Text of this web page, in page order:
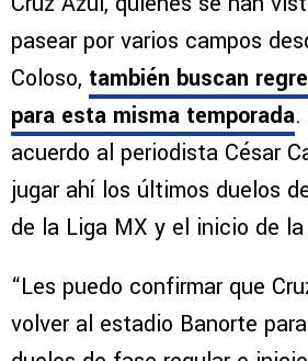
pasear por varios campos
Coloso, también buscan
para esta misma temporada.
acuerdo al periodista César
jugar ahí los últimos duelos
de la Liga MX y el inicio de
“Les puedo confirmar que
volver al estadio Banorte